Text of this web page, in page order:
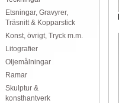
Etsningar, Gravyrer,
Träsnitt & Kopparstick
Konst, övrigt, Tryck m.m.
Litografier
Oljemålningar
Ramar
Skulptur &
konsthantverk